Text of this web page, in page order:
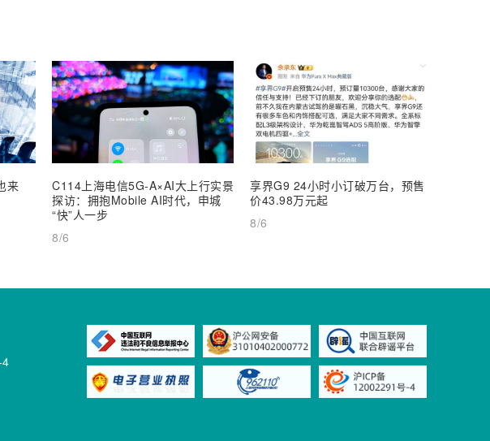
来
C114上海电信5G-A×AI大上行实景
探访：拥抱Mobile AI时代，申城
“快”人一步
8/6
享界G9 24小时小订破万台，预售
价43.98万元起
8/6